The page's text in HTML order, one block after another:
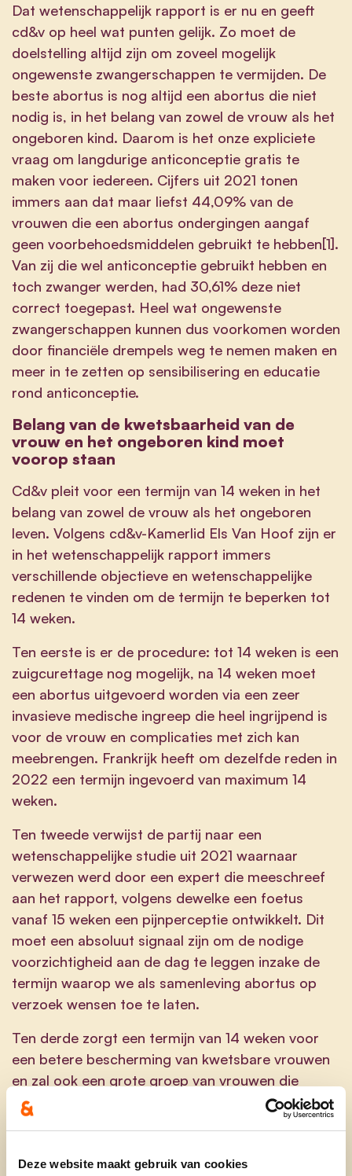
Deze website maakt gebruik van cookies
Dat wetenschappelijk rapport is er nu en geeft
cd&v op heel wat punten gelijk. Zo moet de
doelstelling altijd zijn om zoveel mogelijk
ongewenste zwangerschappen te vermijden. De
beste abortus is nog altijd een abortus die niet
nodig is, in het belang van zowel de vrouw als het
ongeboren kind. Daarom is het onze expliciete
vraag om langdurige anticonceptie gratis te
maken voor iedereen. Cijfers uit 2021 tonen
immers aan dat maar liefst 44,09% van de
vrouwen die een abortus ondergingen aangaf
geen voorbehoedsmiddelen gebruikt te hebben[1].
Van zij die wel anticonceptie gebruikt hebben en
toch zwanger werden, had 30,61% deze niet
correct toegepast. Heel wat ongewenste
zwangerschappen kunnen dus voorkomen worden
door financiële drempels weg te nemen maken en
meer in te zetten op sensibilisering en educatie
rond anticonceptie.
Belang van de kwetsbaarheid van de
vrouw en het ongeboren kind moet
voorop staan
Cd&v pleit voor een termijn van 14 weken in het
belang van zowel de vrouw als het ongeboren
leven. Volgens cd&v-Kamerlid Els Van Hoof zijn er
in het wetenschappelijk rapport immers
verschillende objectieve en wetenschappelijke
redenen te vinden om de termijn te beperken tot
14 weken.
Ten eerste is er de procedure: tot 14 weken is een
zuigcurettage nog mogelijk, na 14 weken moet
een abortus uitgevoerd worden via een zeer
invasieve medische ingreep die heel ingrijpend is
voor de vrouw en complicaties met zich kan
meebrengen. Frankrijk heeft om dezelfde reden in
2022 een termijn ingevoerd van maximum 14
weken.
Ten tweede verwijst de partij naar een
wetenschappelijke studie uit 2021 waarnaar
verwezen werd door een expert die meeschreef
aan het rapport, volgens dewelke een foetus
vanaf 15 weken een pijnperceptie ontwikkelt. Dit
moet een absoluut signaal zijn om de nodige
voorzichtigheid aan de dag te leggen inzake de
termijn waarop we als samenleving abortus op
verzoek wensen toe te laten.
Ten derde zorgt een termijn van 14 weken voor
een betere bescherming van kwetsbare vrouwen
en zal ook een grote groep van vrouwen die
kampen met een ongewenste zwangerschappen
geholpen kunnen worden. 57% van vrouwen die
geholpen vóór 14 weken en kunnen we dus wel